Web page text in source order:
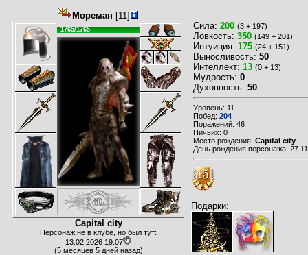
Мореман [11]
1765/1765
Capital city
Персонаж не в клубе, но был тут:
13.02.2026 19:07
(5 месяцев 5 дней назад)
Сила: 200 (3 + 197)
Ловкость: 350 (149 + 201)
Интуиция: 175 (24 + 151)
Выносливость: 50
Интеллект: 13 (0 + 13)
Мудрость: 0
Духовность: 50
Уровень: 11
Побед: 204
Поражений: 46
Ничьих: 0
Место рождения: Capital city
День рождения персонажа:
Подарки: